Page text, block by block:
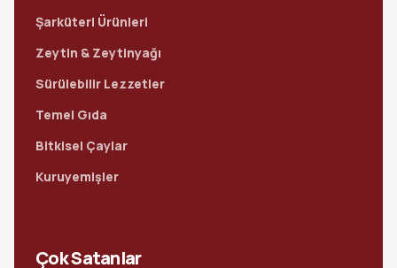
Şarküteri Ürünleri
Zeytin & Zeytinyağı
Sürülebilir Lezzetler
Temel Gıda
Bitkisel Çaylar
Kuruyemişler
Çok Satanlar